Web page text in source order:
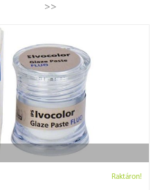
>>
Raktáron!